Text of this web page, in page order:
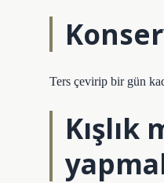
Ters çevirip bir gün